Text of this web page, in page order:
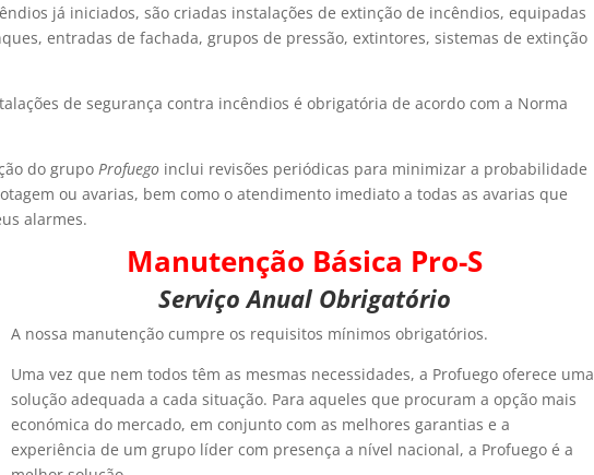
já iniciados, são criadas instalações de extinção de incêndios, equipadas
entradas de fachada, grupos de pressão, extintores, sistemas de extinção
de segurança contra incêndios é obrigatória de acordo com a Norma
do grupoProfuego inclui revisões periódicas para minimizar a probabilidade
ou avarias, bem como o atendimento imediato a todas as avarias que
alarmes.
Manutenção Básica Pro-S
Serviço Anual Obrigatório
A nossa manutenção cumpre os requisitos mínimos obrigatórios.
Uma vez que nem todos têm as mesmas necessidades, a Profuego oferece uma
solução adequada a cada situação. Para aqueles que procuram a opção mais
económica do mercado, em conjunto com as melhores garantias e a
experiência de um grupo líder com presença a nível nacional, a Profuego é a